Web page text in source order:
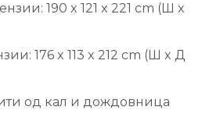
190 x 121 x 221 cm (Ш x
176 x 113 x 212 cm (Ш x Д
од кал и дождовница